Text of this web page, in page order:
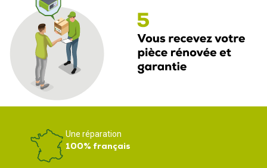
Une réparation
100% français